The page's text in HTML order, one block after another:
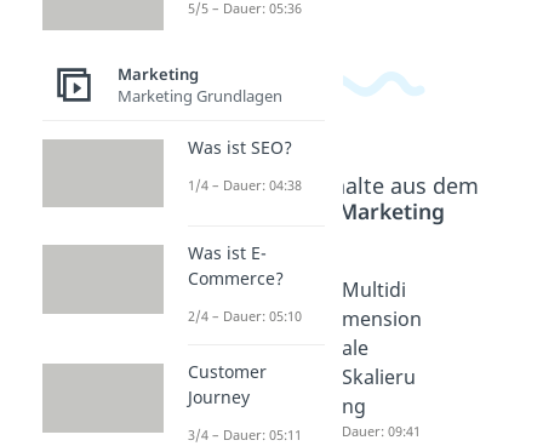
Beliebte Inhalte aus dem
Marketing
Ansoff
Matrix
Cross
Selling &
g
Multidi
mension
ale
Skalieru
ng
Dauer: 09:41
5/5 – Dauer: 05:36
Marketing
Marketing Grundlagen
Was ist SEO?
1/4 – Dauer: 04:38
Was ist E-
Commerce?
2/4 – Dauer: 05:10
Customer
Journey
3/4 – Dauer: 05:11